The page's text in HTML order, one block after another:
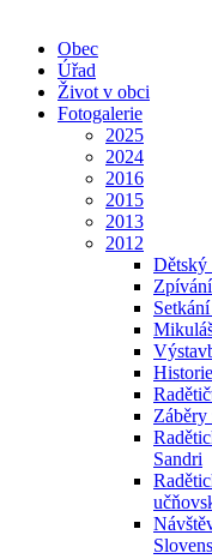
Obec
Úřad
Život v obci
Fotogalerie
2025
2024
2016
2015
2013
2012
Dětský
Záběry
Sandri